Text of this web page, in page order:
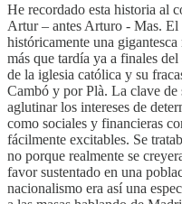
He recordado esta historia al
Artur – antes Arturo - Mas. El
históricamente una
más que tardía ya a finales
de la iglesia católica y su
Cambó y por Plà. La clave
aglutinar los intereses de
como sociales y financieras
fácilmente excitables. Se
no porque realmente se
favor sustentado en una
nacionalismo era así una